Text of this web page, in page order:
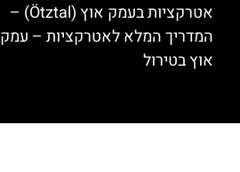
אטרקציות בעמק אוץ (Ötztal) –
המדריך המלא לאטרקציות – עמק
אוץ בטירול